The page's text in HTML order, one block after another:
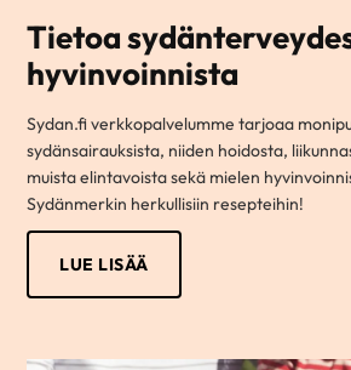
Tietoa
hyvinvoinnista
Sydan.fi verkkopalvelumme tarjoaa
sydänsairauksista, niiden hoidosta,
muista elintavoista sekä mielen
Sydänmerkin herkullisiin resepteihin!
LUE LISÄÄ